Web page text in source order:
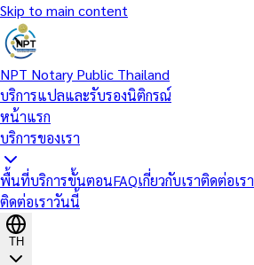
Skip to main content
NPT Notary Public Thailand
บริการแปลและรับรองนิติกรณ์
หน้าแรก
บริการของเรา
พื้นที่บริการขั้นตอนFAQเกี่ยวกับเราติดต่อเรา
ติดต่อเราวันนี้
TH